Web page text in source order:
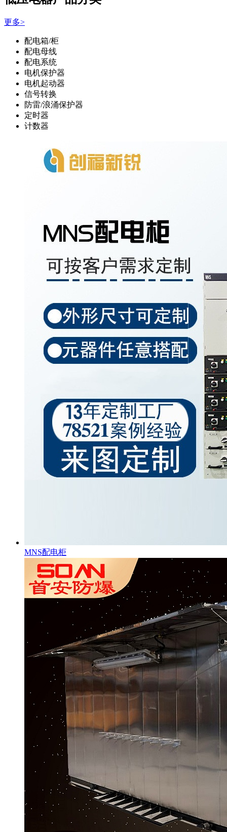
更多>
配电箱/柜
配电母线
配电系统
电机保护器
电机起动器
信号转换
防雷/浪涌保护器
定时器
计数器
MNS配电柜